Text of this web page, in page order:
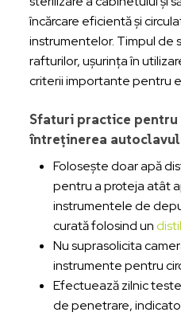
încărcare eficientă și
instrumentelor. Timpul de
rafturilor, ușurința în
criterii importante pentru
Sfaturi practice
întreținerea
Folosește doar apă
pentru a proteja atât
instrumentele de
curată folosind un
Nu suprasolicita
instrumente pentru
Efectuează zilnic
de penetrare,